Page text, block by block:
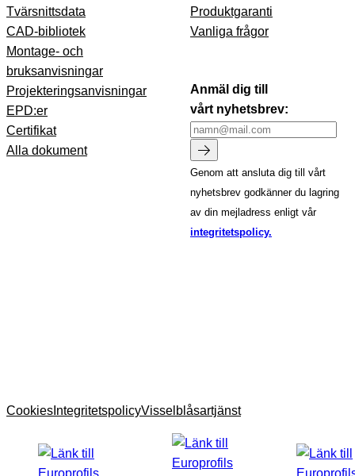
Tvärsnittsdata
CAD-bibliotek
Montage- och
bruksanvisningar
Projekteringsanvisningar
EPD:er
Certifikat
Alla dokument
Produktgaranti
Vanliga frågor
Anmäl dig till
vårt nyhetsbrev:
Genom att ansluta dig till vårt
nyhetsbrev godkänner du lagring
av din mejladress enligt vår
integritetspolicy.
Cookies IntegritetspolicyVisselblåsartjänst